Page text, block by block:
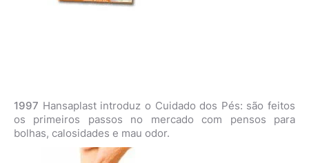
1997 Hansaplast introduz o Cuidado dos Pés: são feitos
os primeiros passos no mercado com pensos para
bolhas, calosidades e mau odor.